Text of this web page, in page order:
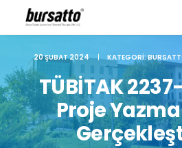
20 ŞUBAT 2024 | KATEGORI:
TÜBİTAK
Proje